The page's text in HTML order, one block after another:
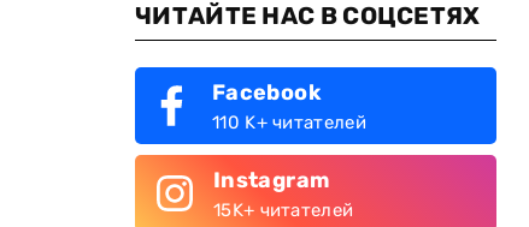
ЧИТАЙТЕ НАС В СОЦСЕТЯХ
Facebook
110 K+ читателей
Instagram
15K+ читателей